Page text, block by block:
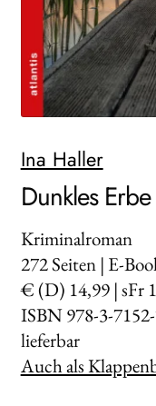
Ina Haller
Dunkles Erbe
Kriminalroman
272Seiten | E-
€ (D) 14,99 | sFr
ISBN 978-3-
lieferbar
Auch als